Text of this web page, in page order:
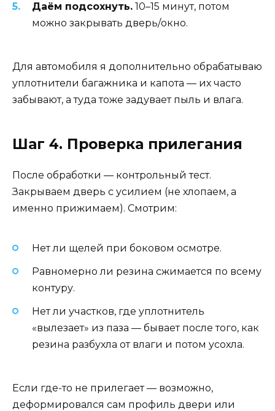
Даём подсохнуть. 10–15 минут, потом
можно закрывать дверь/окно.
Для автомобиля я дополнительно обрабатываю
уплотнители багажника и капота — их часто
забывают, а туда тоже задувает пыль и влага.
Шаг 4. Проверка прилегания
После обработки — контрольный тест.
Закрываем дверь с усилием (не хлопаем, а
именно прижимаем). Смотрим:
Нет ли щелей при боковом осмотре.
Равномерно ли резина сжимается по всему
контуру.
Нет ли участков, где уплотнитель
«вылезает» из паза — бывает после того, как
резина разбухла от влаги и потом усохла.
Если где-то не прилегает — возможно,
деформировался сам профиль двери или